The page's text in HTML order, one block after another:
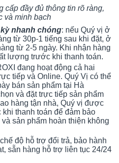
cấp đầy đủ thông tin rõ ràng,
và minh bạch
nhanh chóng: nếu Quý vị ở
từ 30p-1 tiếng sau khi đặt, ở
từ 2-5 ngày. Khi nhận hàng
lượng trước khi thanh toán.
đang hoạt động cả hai
tiếp và Online. Quý Vị có thể
bán sản phẩm tại Hà
và đặt trực tiếp sản phẩm
hàng tận nhà, Quý vị được
thanh toán để đảm bảo
sản phẩm hoàn thiện không
độ hỗ trợ đổi trả, bảo hành
sẵn hàng hỗ trợ liên tục 24/24